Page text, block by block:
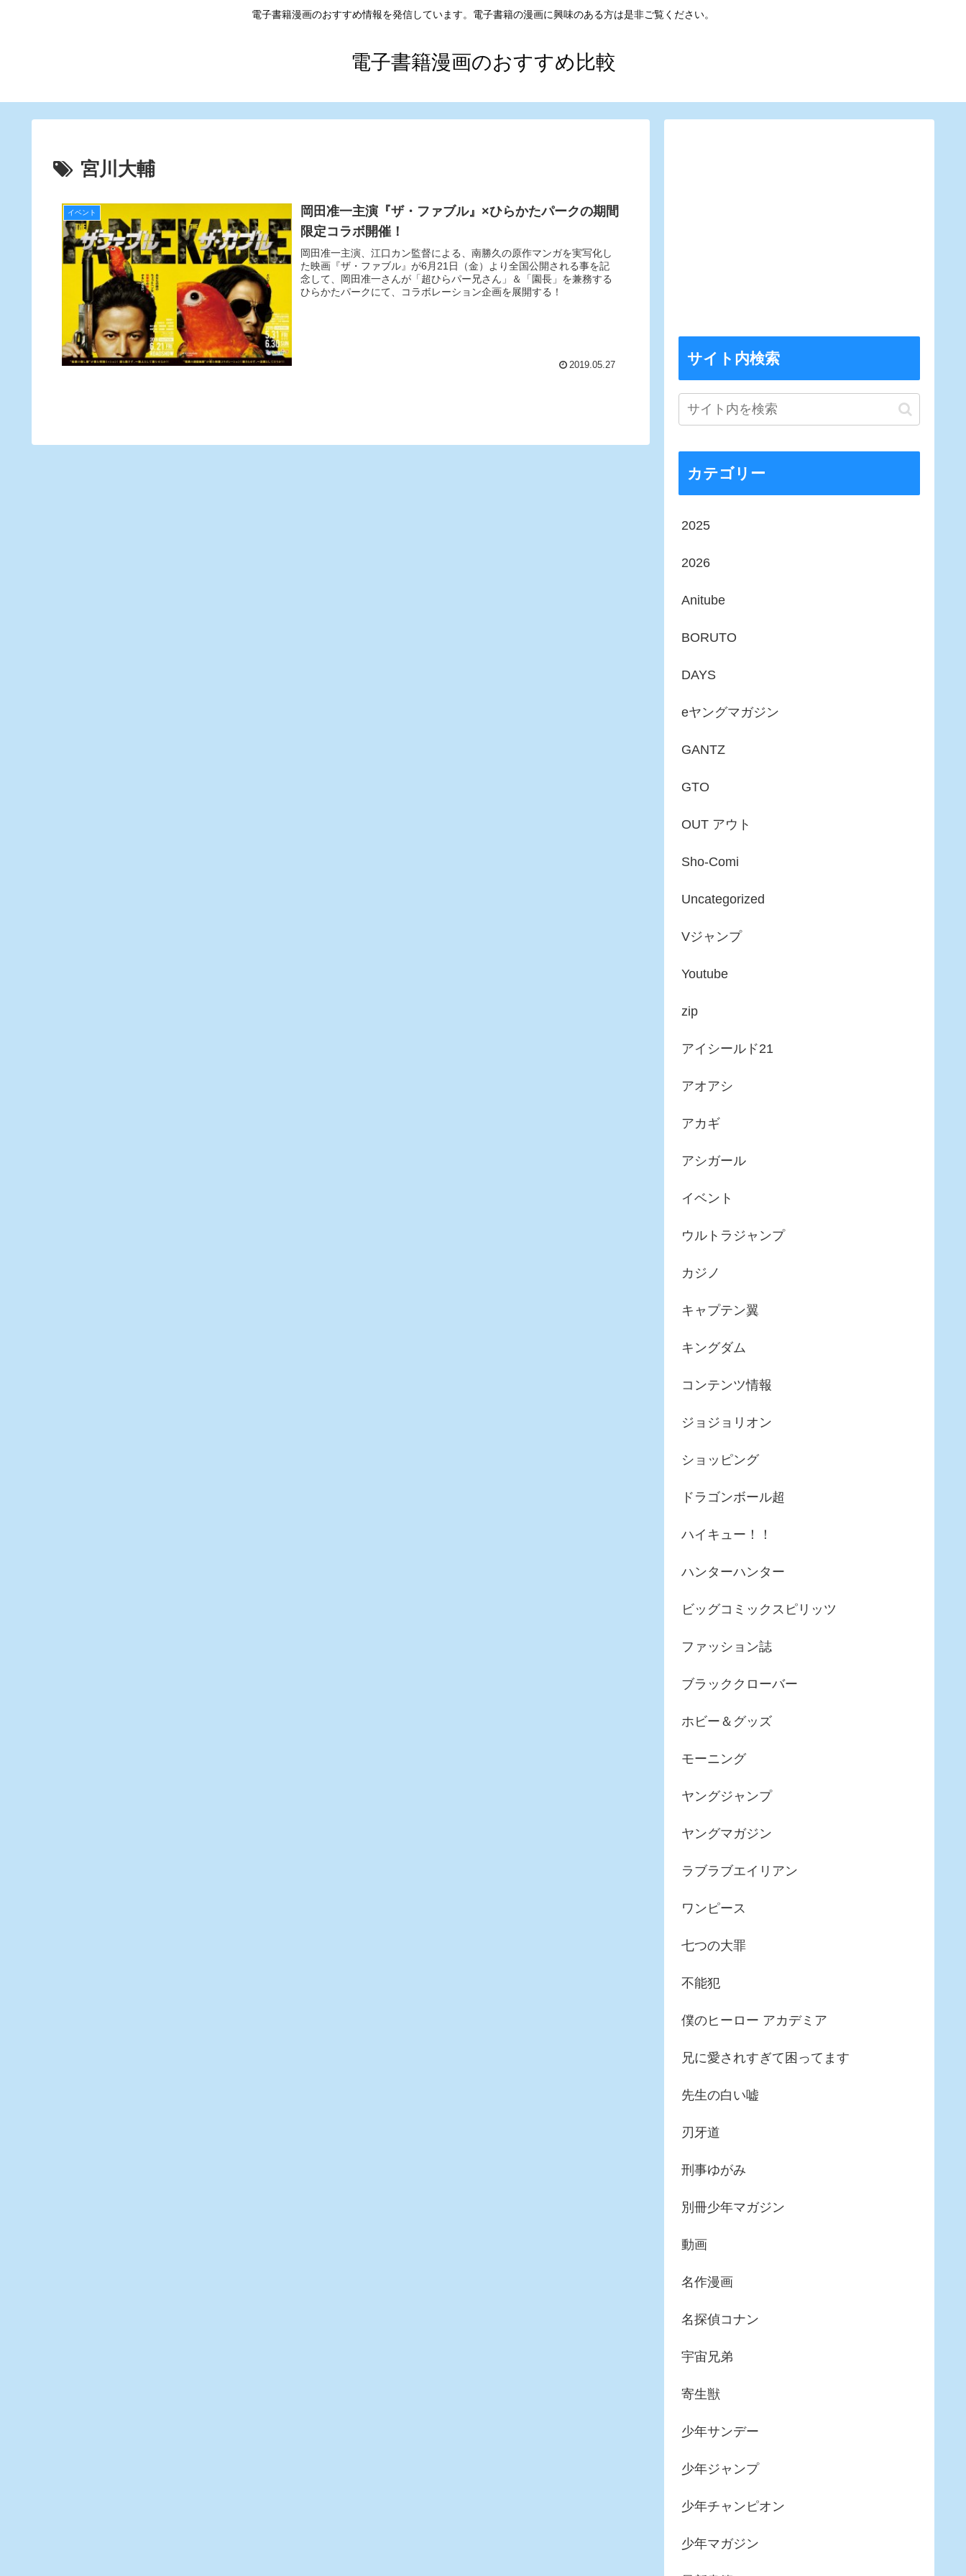
電子書籍漫画のおすすめ情報を発信しています。電子書籍の漫画に興味のある方は是非ご覧ください。
電子書籍漫画のおすすめ比較
宮川大輔
イベント
岡田准一主演『ザ・ファブル』×ひらかたパークの期間
限定コラボ開催！
岡田准一主演、江口カン監督による、南勝久の原作マンガを実写化し
た映画『ザ・ファブル』が6月21日（金）より全国公開される事を記
念して、岡田准一さんが「超ひらパー兄さん」＆「園長」を兼務する
ひらかたパークにて、コラボレーション企画を展開する！
2019.05.27 サイト内検索
カテゴリー
2025
2026
Anitube
BORUTO
DAYS
eヤングマガジン
GANTZ
GTO
OUT アウト
Sho-Comi
Uncategorized
Vジャンプ
Youtube
zip
アイシールド21
アオアシ
アカギ
アシガール
イベント
ウルトラジャンプ
カジノ
キャプテン翼
キングダム
コンテンツ情報
ジョジョリオン
ショッピング
ドラゴンボール超
ハイキュー！！
ハンターハンター
ビッグコミックスピリッツ
ファッション誌
ブラッククローバー
ホビー＆グッズ
モーニング
ヤングジャンプ
ヤングマガジン
ラブラブエイリアン
ワンピース
七つの大罪
不能犯
僕のヒーロー アカデミア
兄に愛されすぎて困ってます
先生の白い嘘
刃牙道
刑事ゆがみ
別冊少年マガジン
動画
名作漫画
名探偵コナン
宇宙兄弟
寄生獣
少年サンデー
少年ジャンプ
少年チャンピオン
少年マガジン